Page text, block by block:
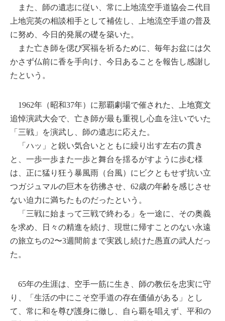
また、師の遺志に従い、常に上地流空手道協会ニ代目
上地完英の相談相手として補佐し、上地流空手道の普及
に努め、今日的発展の礎を築いた。
また亡き師を偲び冥福を祈るために、毎年お盆には欠
かさず仏前に香を手向け、今日あることを報告し感謝し
たという。
1962年（昭和37年）に那覇劇場で催された、上地寛文
追悼演武大会で、亡き師が最も重視し心血を注いでいた
「三戦」を演武し、師の遺志に応えた。
「ハッ」と鋭い気合いとともに繰り出す左右の貫き
と、一歩一歩また一歩と舞台を揺るがすように歩む様
は、正に猛り狂う暴風雨（台風）にビクともせず抗い立
つガジュマルの巨木を彷彿させ、62歳の年齢を感じさせ
ない迫力に満ちたものだったという。
「三戦に始まって三戦で終わる」を一途に、その奥義
を求め、日々の精進を続け、現世に帰すことのない永遠
の旅立ちの2〜3週間前まで実践し続けた愚直の武人だっ
た。
65年の生涯は、空手一筋に生き、師の教伝を忠実に守
り、「生活の中にこそ空手道の存在価値がある」とし
て、常に和を尊び護身に徹し、自ら覇を唱えず、平和の